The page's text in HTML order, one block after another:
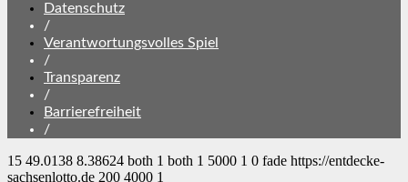
Datenschutz
/
Verantwortungsvolles Spiel
/
Transparenz
/
Barrierefreiheit
/
15 49.0138 8.38624 both 1 both 1 5000 1 0 fade https://entdecke-
sachsenlotto.de 200 4000 1